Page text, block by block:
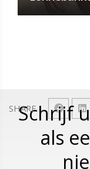
SHARE
Schrijf
als